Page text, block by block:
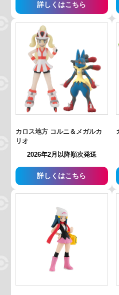
詳しくはこちら
カロス地方 コルニ＆メガルカ
リオ
2026年2月以降順次発送
詳しくはこちら